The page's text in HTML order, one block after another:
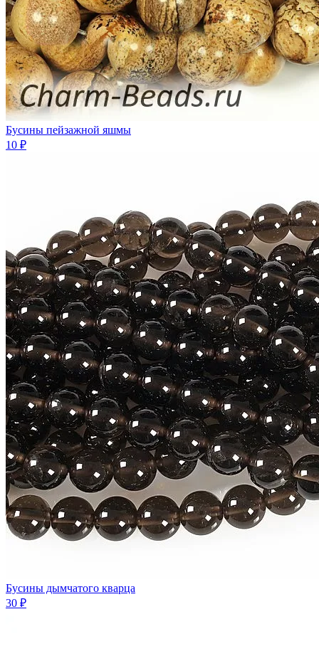
Бусины пейзажной яшмы
10 ₽
Бусины дымчатого кварца
30 ₽